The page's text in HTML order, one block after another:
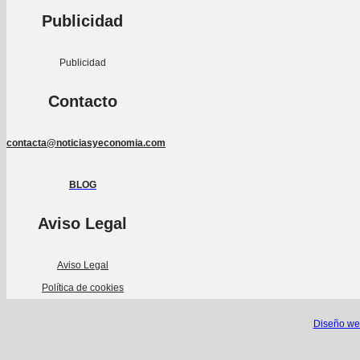
Publicidad
Publicidad
Contacto
contacta@noticiasyeconomia.com
BLOG
Aviso Legal
Aviso Legal
Política de cookies
Diseño